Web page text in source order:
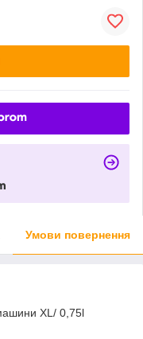
Умови повернення
XL/ 0,75l